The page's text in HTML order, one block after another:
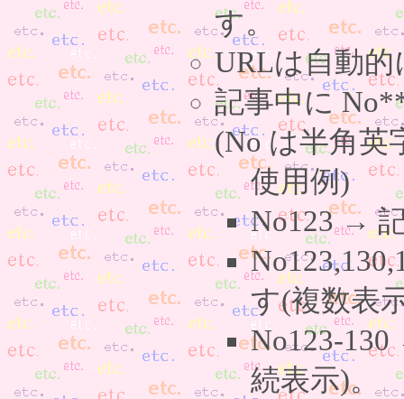
す。
URLは自動
記事中に
(No は半角
使用例)
No123 →
す(複数表
No123-
続表示)。